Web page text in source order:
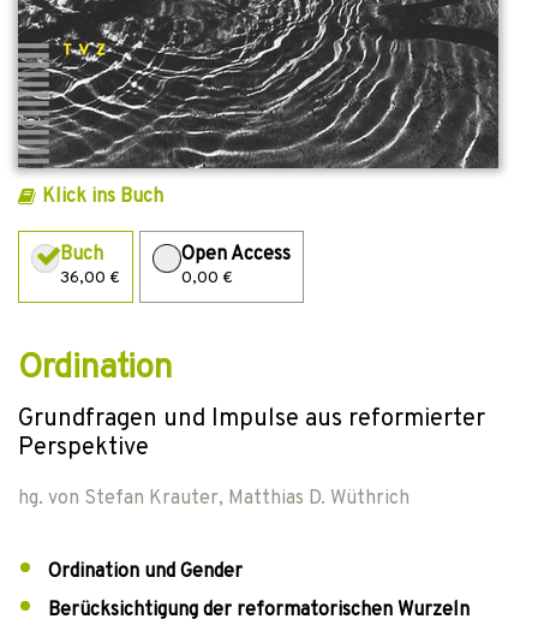
Klick ins Buch
Buch
36,00 €
Open Access
0,00 €
Ordination
Grundfragen und Impulse aus reformierter
Perspektive
hg. von Stefan Krauter, Matthias D. Wüthrich
Ordination und Gender
Berücksichtigung der reformatorischen Wurzeln